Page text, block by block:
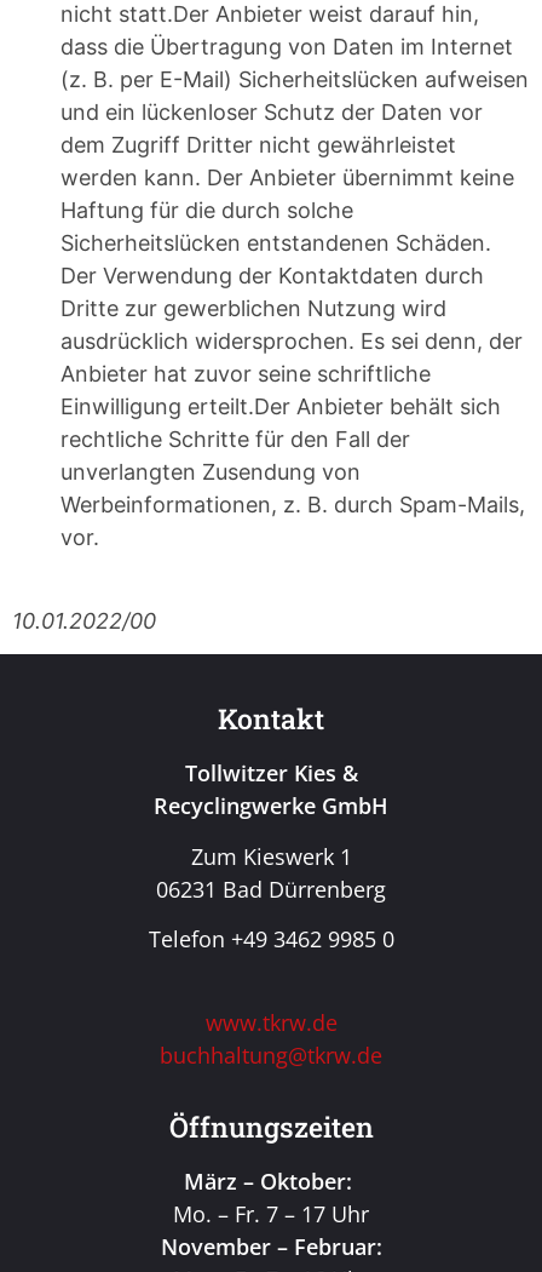
nicht statt.Der Anbieter weist darauf hin,
dass die Übertragung von Daten im Internet
(z. B. per E-Mail) Sicherheitslücken aufweisen
und ein lückenloser Schutz der Daten vor
dem Zugriff Dritter nicht gewährleistet
werden kann. Der Anbieter übernimmt keine
Haftung für die durch solche
Sicherheitslücken entstandenen Schäden.
Der Verwendung der Kontaktdaten durch
Dritte zur gewerblichen Nutzung wird
ausdrücklich widersprochen. Es sei denn, der
Anbieter hat zuvor seine schriftliche
Einwilligung erteilt.Der Anbieter behält sich
rechtliche Schritte für den Fall der
unverlangten Zusendung von
Werbeinformationen, z. B. durch Spam-Mails,
vor.
10.01.2022/00
Kontakt
Tollwitzer Kies &
Recyclingwerke GmbH
Zum Kieswerk 1
06231 Bad Dürrenberg
Telefon +49 3462 9985 0
www.tkrw.de
buchhaltung@tkrw.de
Öffnungszeiten
März – Oktober:
Mo. – Fr. 7 – 17 Uhr
November – Februar: